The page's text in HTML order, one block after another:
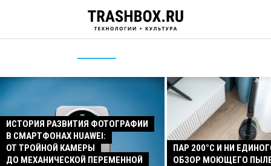
ИСТОРИЯ РАЗВИТИЯ ФОТОГРАФИИ
В СМАРТФОНАХ HUAWEI:
ОТ ТРОЙНОЙ КАМЕРЫ
ДО МЕХАНИЧЕСКОЙ ПЕРЕМЕННОЙ
ПАР 200°C И НИ
ОБЗОР МОЮЩЕГО